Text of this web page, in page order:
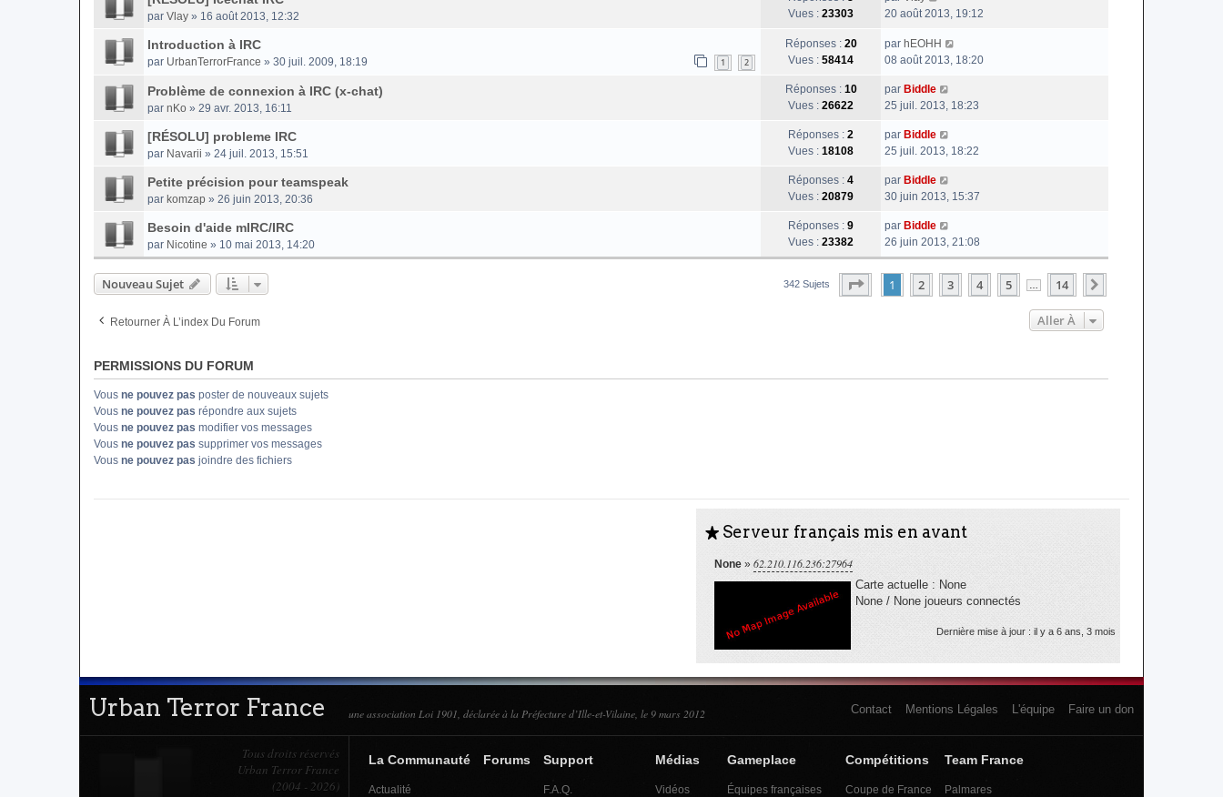
par Vlay » 16 août 2013, 12:32
Vues : 23303
20 août 2013, 19:12
Introduction à IRC
par UrbanTerrorFrance » 30 juil. 2009, 18:19 1 2
Réponses : 20
Vues : 58414
par hEOHH
08 août 2013, 18:20
Problème de connexion à IRC (x-chat)
par nKo » 29 avr. 2013, 16:11
Réponses : 10
Vues : 26622
par Biddle
25 juil. 2013, 18:23
[RÉSOLU] probleme IRC
par Navarii » 24 juil. 2013, 15:51
Réponses : 2
Vues : 18108
par Biddle
25 juil. 2013, 18:22
Petite précision pour teamspeak
par komzap » 26 juin 2013, 20:36
Réponses : 4
Vues : 20879
par Biddle
30 juin 2013, 15:37
Besoin d'aide mIRC/IRC
par Nicotine » 10 mai 2013, 14:20
Réponses : 9
Vues : 23382
par Biddle
26 juin 2013, 21:08
Nouveau Sujet 342 Sujets Page Sur
1 2 3 4 5 14
Retourner À L’index Du Forum Aller À
PERMISSIONS DU FORUM
Vous ne pouvez pas poster de nouveaux sujets
Vous ne pouvez pas répondre aux sujets
Vous ne pouvez pas modifier vos messages
Vous ne pouvez pas supprimer vos messages
Vous ne pouvez pas joindre des fichiers
S Serveur français mis en avant
None » 62.210.116.236:27964
Carte actuelle : None
None / None joueurs connectés
Dernière mise à jour : il y a 6 ans, 3 mois
Urban Terror France une association Loi 1901, déclarée à la Préfecture d’Ille-et-Vilaine, le 9 mars 2012 Faire un don
L'équipe
Mentions Légales
Contact
Tous droits réservés
Urban Terror France
(2004 - 2026)
La Communauté
Actualité
Forums Support
F.A.Q.
Médias
Vidéos
Gameplace
Équipes françaises
Compétitions
Coupe de France
Team France
Palmares